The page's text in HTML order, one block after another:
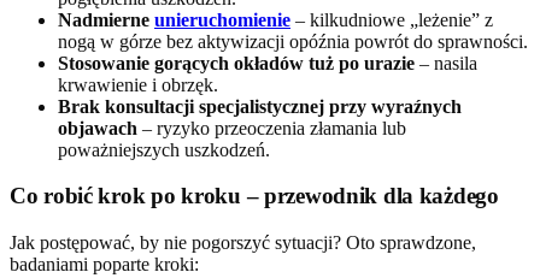
Nadmierne unieruchomienie – kilkudniowe „leżenie” z
nogą w górze bez aktywizacji opóźnia powrót do sprawności.
Stosowanie gorących okładów tuż po urazie – nasila
krwawienie i obrzęk.
Brak konsultacji specjalistycznej przy wyraźnych
objawach – ryzyko przeoczenia złamania lub
poważniejszych uszkodzeń.
Co robić krok po kroku – przewodnik dla każdego
Jak postępować, by nie pogorszyć sytuacji? Oto sprawdzone,
badaniami poparte kroki: